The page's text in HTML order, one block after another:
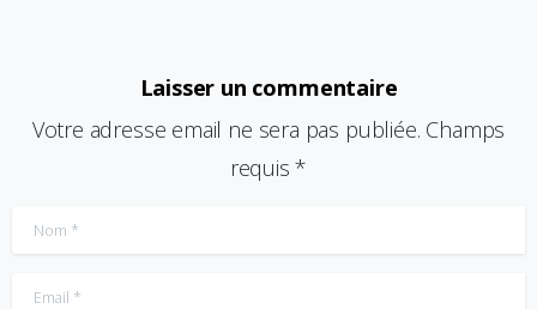
Laisser un commentaire
Votre adresse email ne sera pas publiée. Champs
requis *
Nom*
Email*